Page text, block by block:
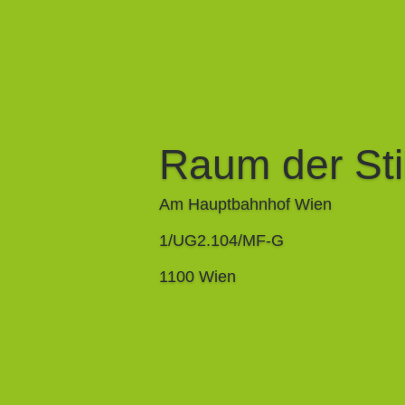
Raum der
Am Hauptbahnhof Wien
1/UG2.104/MF-G
1100 Wien